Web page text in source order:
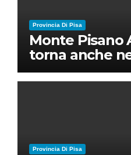
Provincia Di Pisa
Monte Pisano
torna anche
Provincia Di Pisa